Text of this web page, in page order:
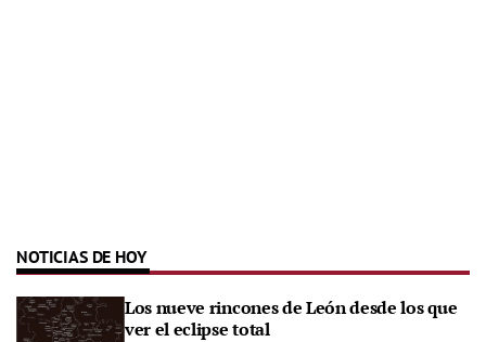
NOTICIAS DE HOY
Los nueve rincones de León desde los que
ver el eclipse total